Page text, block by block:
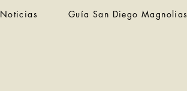
Noticias Guía San Diego Magnolias